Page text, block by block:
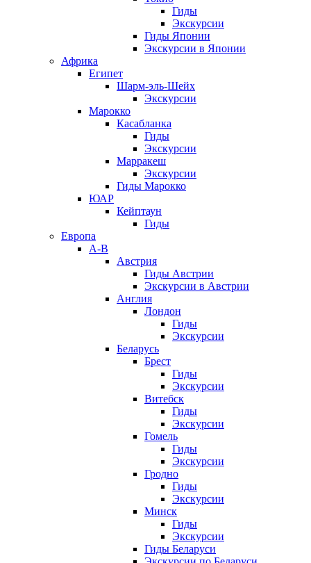
Гиды
Экскурсии
Гиды Японии
Экскурсии в Японии
Африка
Египет
Шарм-эль-Шейх
Экскурсии
Марокко
Касабланка
Гиды
Экскурсии
Марракеш
Экскурсии
Гиды Марокко
ЮАР
Кейптаун
Гиды
Европа
А-В
Австрия
Гиды Австрии
Экскурсии в Австрии
Англия
Лондон
Гиды
Экскурсии
Беларусь
Брест
Гиды
Экскурсии
Витебск
Гиды
Экскурсии
Гомель
Гиды
Экскурсии
Гродно
Гиды
Экскурсии
Минск
Гиды
Экскурсии
Гиды Беларуси